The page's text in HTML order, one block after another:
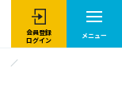
会員登録
ログイン
メニュー